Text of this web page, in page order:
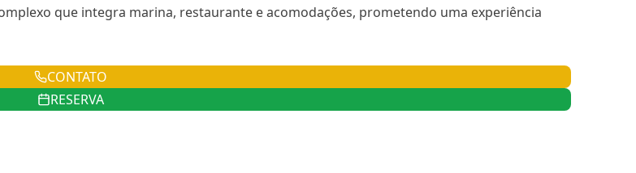
que integra marina, restaurante e acomodações, prometendo uma experiência
CONTATO
RESERVA